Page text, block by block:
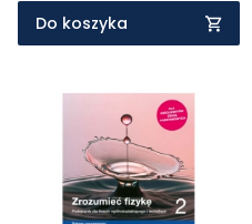
Do koszyka